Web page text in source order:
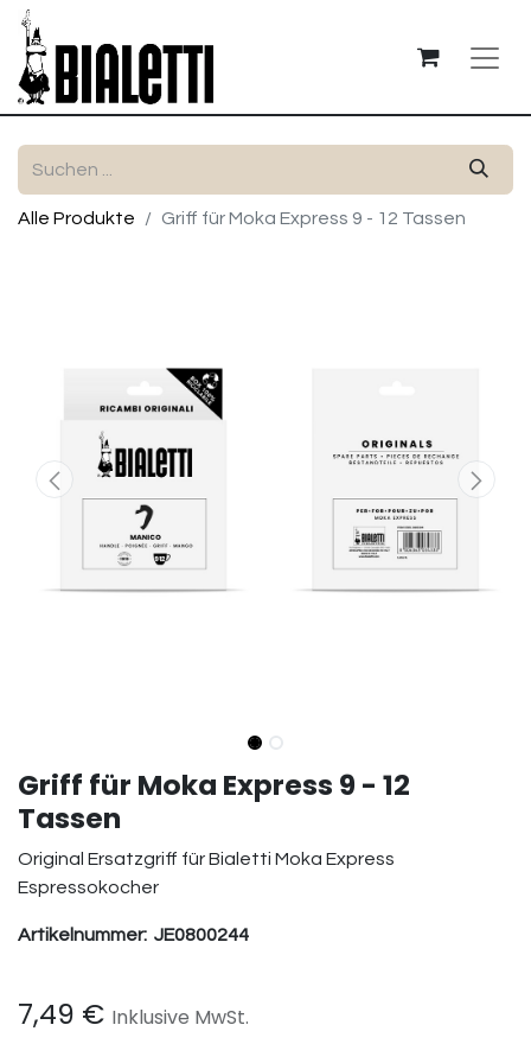
Alle Produkte Griff für Moka Express 9 - 12 Tassen
Griff für Moka Express 9 - 12
Tassen
Original Ersatzgriff für Bialetti Moka Express
Espressokocher
Artikelnummer: JE0800244
7,49 € Inklusive MwSt.